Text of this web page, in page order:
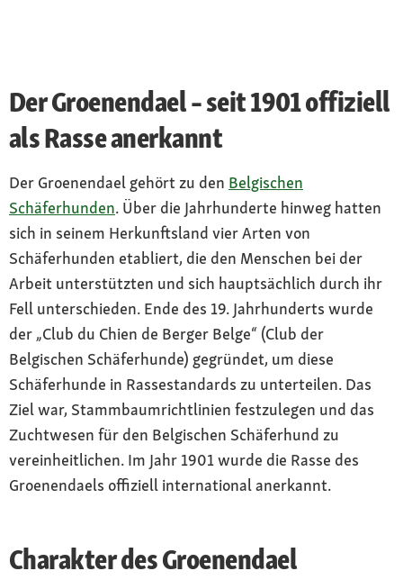
Der Groenendael – seit 1901 offiziell
als Rasse anerkannt
Der Groenendael gehört zu den Belgischen
Schäferhunden. Über die Jahrhunderte hinweg hatten
sich in seinem Herkunftsland vier Arten von
Schäferhunden etabliert, die den Menschen bei der
Arbeit unterstützten und sich hauptsächlich durch ihr
Fell unterschieden. Ende des 19. Jahrhunderts wurde
der „Club du Chien de Berger Belge“ (Club der
Belgischen Schäferhunde) gegründet, um diese
Schäferhunde in Rassestandards zu unterteilen. Das
Ziel war, Stammbaumrichtlinien festzulegen und das
Zuchtwesen für den Belgischen Schäferhund zu
vereinheitlichen. Im Jahr 1901 wurde die Rasse des
Groenendaels offiziell international anerkannt.
Charakter des Groenendael